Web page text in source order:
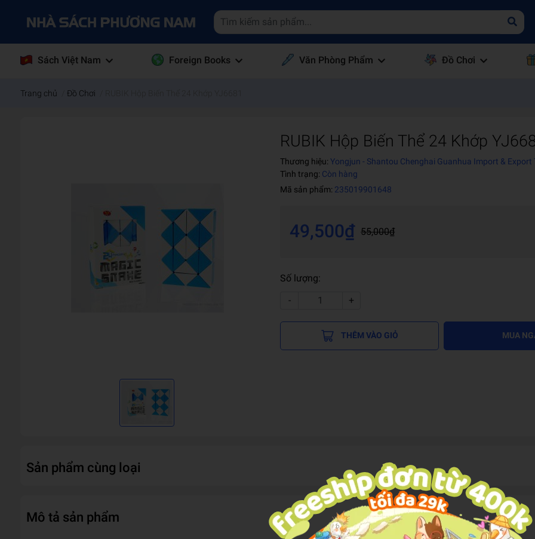
Sách Việt Nam Foreign Books Văn Phòng Phẩm Đồ Chơi
Trang chủ Đồ Chơi
RUBIK Hộp Biến Thể 24 Khớp
Thương hiệu: Yongjun - Shantou Chenghai Guanhua Import &
Tình trạng: Còn hàng
Mã sản phẩm: 235019901648
49,500₫ 55,000₫
Số lượng:
-
+
THÊM VÀO GIỎ MUA
Sản phẩm cùng loại
Mô tả sản phẩm